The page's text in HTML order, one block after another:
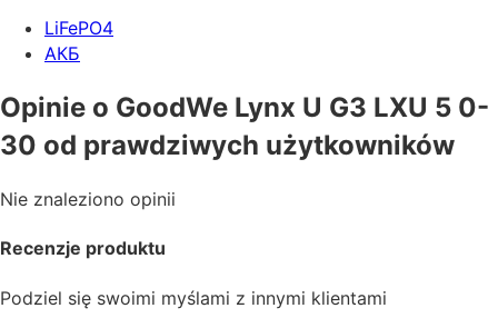
LiFePO4
АКБ
Opinie o GoodWe Lynx U G3 LXU 5 0-
30 od prawdziwych użytkowników
Nie znaleziono opinii
Recenzje produktu
Podziel się swoimi myślami z innymi klientami